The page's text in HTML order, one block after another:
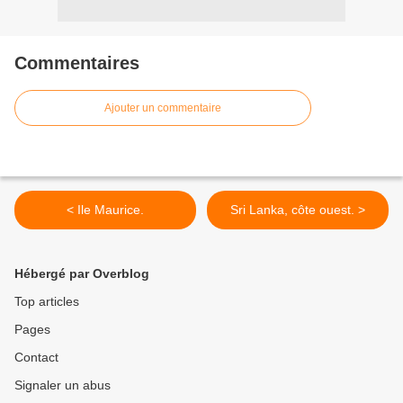
Commentaires
Ajouter un commentaire
< Ile Maurice. Sri Lanka, côte ouest. >
Hébergé par Overblog
Top articles
Pages
Contact
Signaler un abus